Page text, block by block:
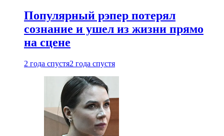
Популярный рэпер потерял
сознание и ушел из жизни прямо
на сцене
2 года спустя2 года спустя